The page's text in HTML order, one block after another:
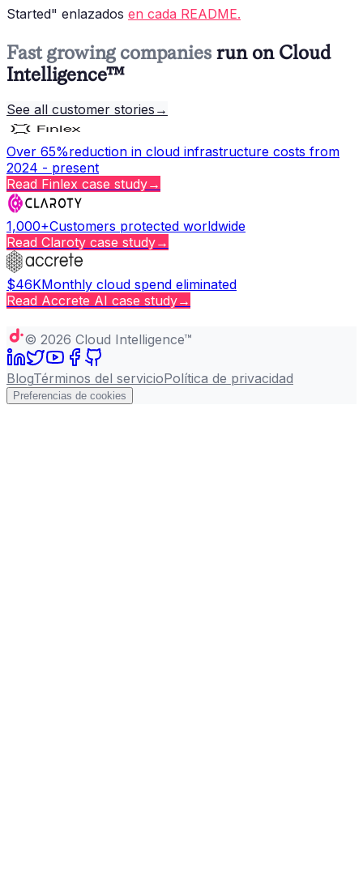
Started" enlazados en cada README.
Fast growing companies run on Cloud
Intelligence™
See all customer stories →
Over 65%reduction in cloud infrastructure costs from
2024 - present
Read Finlex case study→
1,000+Customers protected worldwide
Read Claroty case study→
$46KMonthly cloud spend eliminated
Read Accrete AI case study→
© 2026 Cloud Intelligence™
BlogTérminos del servicioPolítica de privacidad
Preferencias de cookies